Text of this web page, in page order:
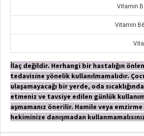
Vitamin
Vitamin
İlaç değildir. Herhangi bir hastalığın
tedavisine yönelik kullanılmamalıdır.
ulaşamayacağı bir yerde, oda
etmeniz ve tavsiye edilen günlük
aşmamanız önerilir. Hamile veya
hekiminize danışmadan